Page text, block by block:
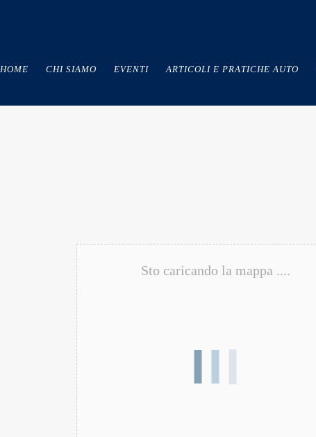
HOME CHI SIAMO EVENTI ARTICOLI E PRATICHE AUTO
Sto caricando la mappa ....